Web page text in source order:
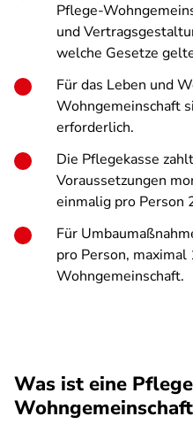
Pflege-
und
welche Gesetze
Für das Leben und
Wohngemeinschaft
erforderlich.
Die Pflegekasse
Voraussetzungen
einmalig pro Person
Für
pro Person,
Wohngemeinschaft.
Was ist eine